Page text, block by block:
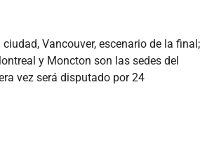
Vancouver, escenario de la final;
y Moncton son las sedes del
vez será disputado por 24